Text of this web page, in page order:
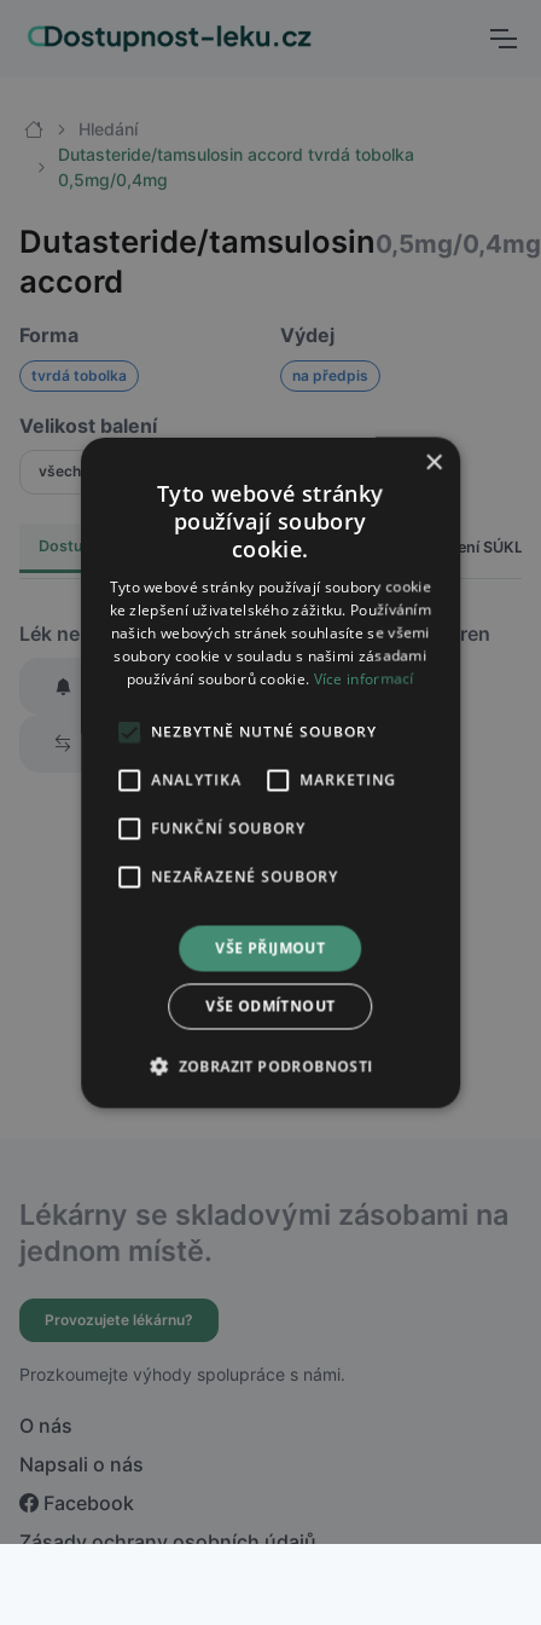
Hledání
Dutasteride/tamsulosin accord tvrdá tobolka
0,5mg/0,4mg
Dutasteride/tamsulosin
accord
0,5mg/0,4mg
Forma
tvrdá tobolka
Výdej
na předpis
Velikost balení
všechny
Dostupnost Alternativy Hlášení SÚKL
Lék není dostupný v žádné ze sledovaných lékáren
Hlídat dostupnost
Zaslat jednorázově emailem informaci o naskladnění
Dutasteride/tamsulosin accord tvrdá
zpracování osobních údajů.
Seznámil/a jsem se sezásadami zpracování osobních údajů
Ověřit adresu
Prozkoumat alternativy
Lékárny se skladovými zásobami na
jednom místě.
Provozujete lékárnu?
Prozkoumejte výhody spolupráce s námi.
O nás
Napsali o nás
Facebook
Zásady ochrany osobních údajů
×
Tyto webové stránky
používají soubory
cookie.
Tyto webové stránky používají soubory cookie
ke zlepšení uživatelského zážitku. Používáním
našich webových stránek souhlasíte se všemi
soubory cookie v souladu s našimi zásadami
používání souborů cookie. Více informací
NEZBYTNĚ NUTNÉ SOUBORY
ANALYTIKA MARKETING
FUNKČNÍ SOUBORY
NEZAŘAZENÉ SOUBORY
VŠE PŘIJMOUT
VŠE ODMÍTNOUT
ZOBRAZIT PODROBNOSTI